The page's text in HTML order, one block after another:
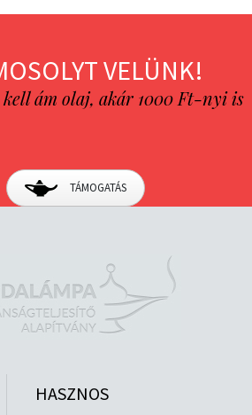
VELÜNK!
kell ám olaj, akár 1000 Ft-nyi is
TÁMOGATÁS
HASZNOS